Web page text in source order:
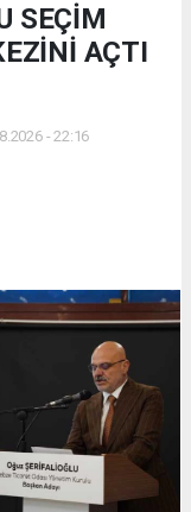
SEÇİM
AÇTI
- 22:16